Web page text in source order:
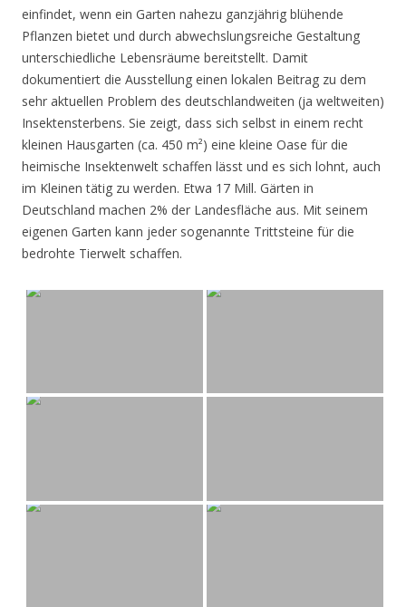
einfindet, wenn ein Garten nahezu ganzjährig blühende
Pflanzen bietet und durch abwechslungsreiche Gestaltung
unterschiedliche Lebensräume bereitstellt. Damit
dokumentiert die Ausstellung einen lokalen Beitrag zu dem
sehr aktuellen Problem des deutschlandweiten (ja weltweiten)
Insektensterbens. Sie zeigt, dass sich selbst in einem recht
kleinen Hausgarten (ca. 450 m²) eine kleine Oase für die
heimische Insektenwelt schaffen lässt und es sich lohnt, auch
im Kleinen tätig zu werden. Etwa 17 Mill. Gärten in
Deutschland machen 2% der Landesfläche aus. Mit seinem
eigenen Garten kann jeder sogenannte Trittsteine für die
bedrohte Tierwelt schaffen.